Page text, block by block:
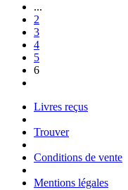
...
2
3
4
5
6
Livres reçus
Trouver
Conditions de vente
Mentions légales